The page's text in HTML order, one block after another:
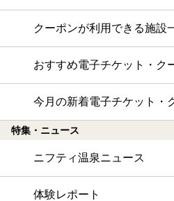
クーポンが利用できる施設
おすすめ電子チケット・ク
今月の新着電子チケット・
特集・ニュース
ニフティ温泉ニュース
体験レポート